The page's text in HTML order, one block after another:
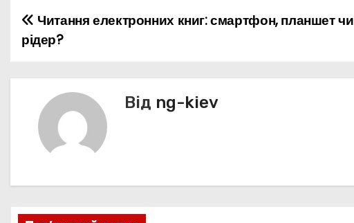
Н
а
в
Читання електронних книг: смартфон, планшет чи
рідер?
Від ng-kiev